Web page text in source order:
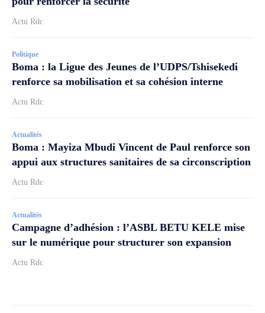
Actu Rdc
Politique
Boma : la Ligue des Jeunes de l’UDPS/Tshisekedi
renforce sa mobilisation et sa cohésion interne
Actu Rdc
Actualités
Boma : Mayiza Mbudi Vincent de Paul renforce son
appui aux structures sanitaires de sa circonscription
Actu Rdc
Actualités
Campagne d’adhésion : l’ASBL BETU KELE mise
sur le numérique pour structurer son expansion
Actu Rdc